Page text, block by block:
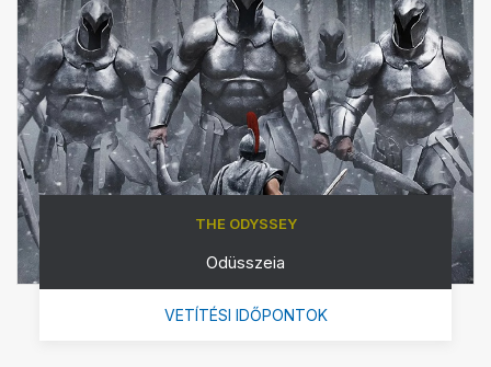
THE ODYSSEY
Odüsszeia
VETÍTÉSI IDŐPONTOK